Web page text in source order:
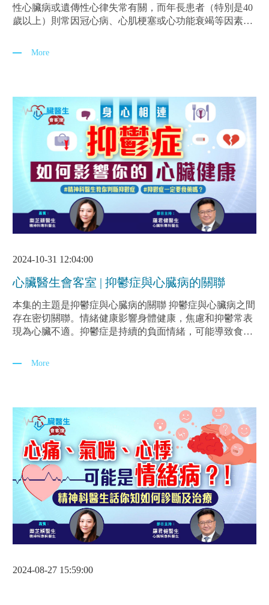
性心臟病或遺傳性心律失常有關，而年長患者（特別是40
歲以上）則常因冠心病、心肌梗塞或心功能衰竭等因素導
防工作變得更加重要。
More
2024-10-31 12:04:00
心臟醫生會客室 | 抑鬱症與心臓病的關聯
本集的主題是抑鬱症與心臓病的關聯 抑鬱症與心臟病之間
存在密切關聯。情緒健康影響身體健康，焦慮和抑鬱常表
現為心臟不適。抑鬱症是持續的負面情緒，可能導致食慾
透過心理治療改善，中度及重度則需藥物輔助。情緒與身
More
2024-08-27 15:59:00